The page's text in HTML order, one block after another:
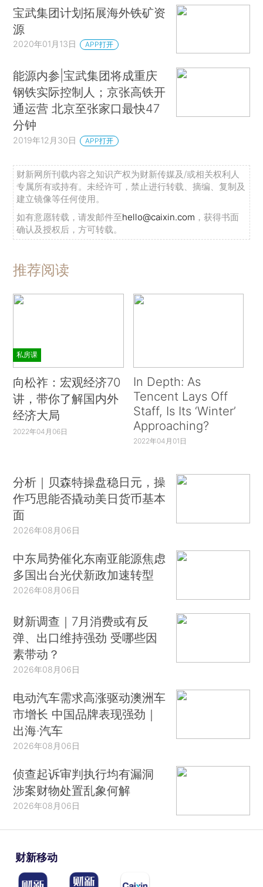
宝武集团计划拓展海外铁矿资
源
2020年01月13日 APP打开
能源内参|宝武集团将成重庆
钢铁实际控制人；京张高铁开
通运营 北京至张家口最快47
分钟
2019年12月30日 APP打开
财新网所刊载内容之知识产权为财新传媒及/或相关权利人
专属所有或持有。未经许可，禁止进行转载、摘编、复制及
建立镜像等任何使用。
如有意愿转载，请发邮件至hello@caixin.com ，获得书面
确认及授权后，方可转载。
推荐阅读
私房课
向松祚：宏观经济70
讲，带你了解国内外
经济大局
2022年04月06日
In Depth: As
Tencent Lays Off
Staff, Is Its ‘Winter’
Approaching?
2022年04月01日
分析｜贝森特操盘稳日元，操
作巧思能否撬动美日货币基本
面
2026年08月06日
中东局势催化东南亚能源焦虑
多国出台光伏新政加速转型
2026年08月06日
财新调查｜7月消费或有反
弹、出口维持强劲 受哪些因
素带动？
2026年08月06日
电动汽车需求高涨驱动澳洲车
市增长 中国品牌表现强劲｜
出海·汽车
2026年08月06日
侦查起诉审判执行均有漏洞
涉案财物处置乱象何解
2026年08月06日
财新移动